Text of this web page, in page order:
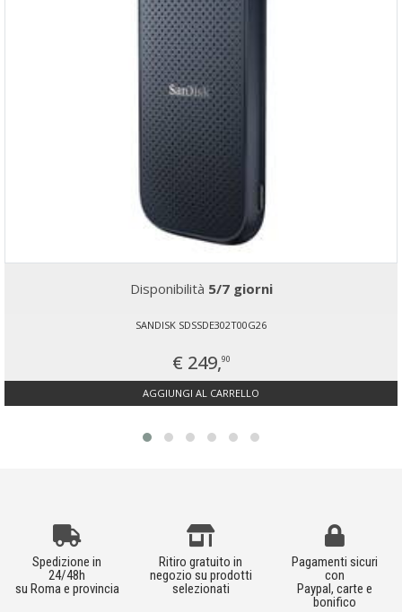
Disponibilità 5/7 giorni
SANDISK SDSSDE302T00G26
€ 249,90
AGGIUNGI AL CARRELLO
Spedizione in
24/48h
su Roma e provincia
Ritiro gratuito in
negozio su prodotti
selezionati
Pagamenti sicuri
con
Paypal, carte e
bonifico